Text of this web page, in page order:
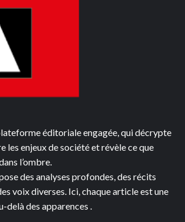
éditoriale engagée, qui décrypte
les enjeux de société et révèle ce que
l’ombre.
des analyses profondes, des récits
voix diverses. Ici, chaque article est une
delà des apparences .